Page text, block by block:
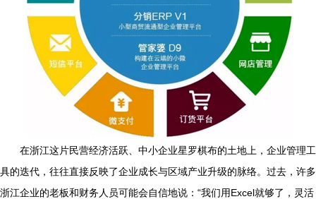
在浙江这片民营经济活跃、中小企业星罗棋布的土地上，企业管理工
具的迭代，往往直接反映了企业成长与区域产业升级的脉络。过去，许多
浙江企业的老板和财务人员可能会自信地说：“我们用Excel就够了，灵活